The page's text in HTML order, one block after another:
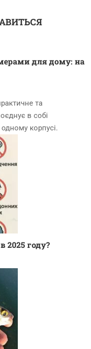
для дому: на
та
в собі
корпусі.
2025 году?